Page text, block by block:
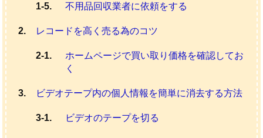
不用品回収業者に依頼をする
レコードを高く売る為のコツ
ホームページで買い取り価格を確認してお
く
ビデオテープ内の個人情報を簡単に消去する方法
ビデオのテープを切る